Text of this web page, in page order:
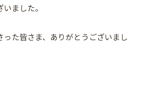
ました。
った皆さま、ありがとうございまし